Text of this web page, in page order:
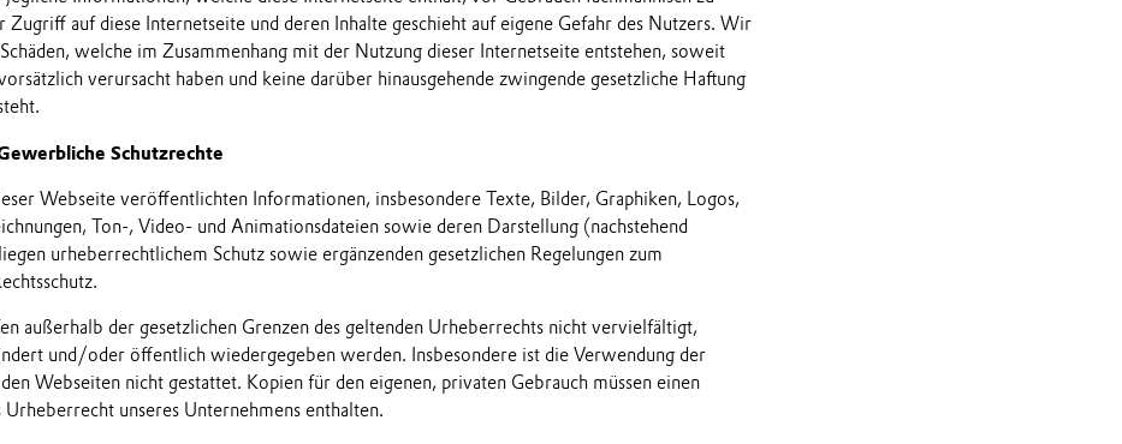
Zugriff auf diese Internetseite und deren Inhalte geschieht auf eigene Gefahr des Nutzers. Wir
welche im Zusammenhang mit der Nutzung dieser Internetseite entstehen, soweit
verursacht haben und keine darüber hinausgehende zwingende gesetzliche Haftung
Schutzrechte
Webseite veröffentlichten Informationen, insbesondere Texte, Bilder, Graphiken, Logos,
Ton-, Video- und Animationsdateien sowie deren Darstellung (nachstehend
urheberrechtlichem Schutz sowie ergänzenden gesetzlichen Regelungen zum
außerhalb der gesetzlichen Grenzen des geltenden Urheberrechts nicht vervielfältigt,
und/oder öffentlich wiedergegeben werden. Insbesondere ist die Verwendung der
Webseiten nicht gestattet. Kopien für den eigenen, privaten Gebrauch müssen einen
Urheberrecht unseres Unternehmens enthalten.